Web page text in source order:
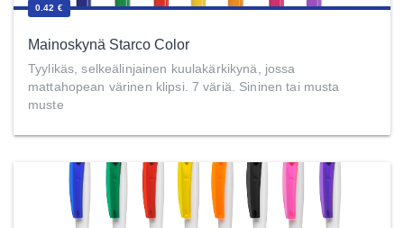
0.42 €
Mainoskynä Starco Color
Tyylikäs, selkeälinjainen kuulakärkikynä, jossa
mattahopean värinen klipsi. 7 väriä. Sininen tai musta
muste